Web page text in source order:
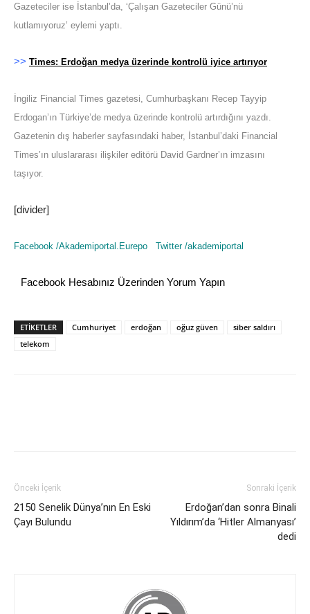
Gazeteciler ise İstanbul’da, ‘Çalışan Gazeteciler Günü’nü
kutlamıyoruz’ eylemi yaptı.
>> Times: Erdoğan medya üzerinde kontrolü iyice artırıyor
İngiliz Financial Times gazetesi, Cumhurbaşkanı Recep Tayyip
Erdogan’ın Türkiye’de medya üzerinde kontrolü artırdığını yazdı.
Gazetenin dış haberler sayfasındaki haber, İstanbul’daki Financial
Times’ın uluslararası ilişkiler editörü David Gardner’ın imzasını
taşıyor.
[divider]
Facebook /Akademiportal.Eurepo Twitter /akademiportal
Facebook Hesabınız Üzerinden Yorum Yapın
ETİKETLER Cumhuriyet erdoğan oğuz güven
siber saldırı
telekom
Önceki İçerik
2150 Senelik Dünya’nın En Eski
Çayı Bulundu
Sonraki İçerik
Erdoğan’dan sonra Binali
Yıldırım’da ‘Hitler Almanyası’
dedi